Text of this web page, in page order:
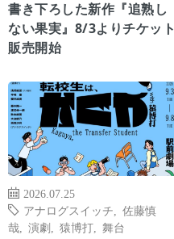
書き下ろした新作『追熟し
ない果実』8/3よりチケット
販売開始
2026.07.25
アナログスイッチ
佐藤慎
哉
演劇 猿博打 舞台